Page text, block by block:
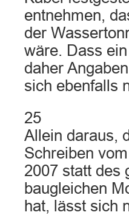
entnehmen,
der
wäre. Dass
daher
sich ebenfalls
25
Allein daraus,
Schreiben
2007 statt des
baugleichen
hat, lässt sich